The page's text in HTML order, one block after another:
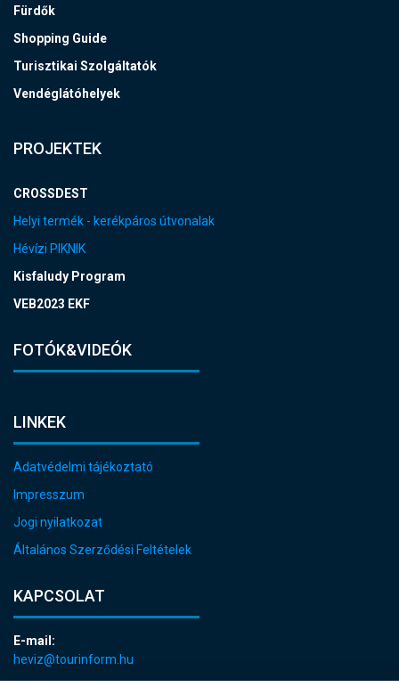
Fürdők
Shopping Guide
Turisztikai Szolgáltatók
Vendéglátóhelyek
PROJEKTEK
CROSSDEST
Helyi termék - kerékpáros útvonalak
Hévízi PIKNIK
Kisfaludy Program
VEB2023 EKF
FOTÓK&VIDEÓK
LINKEK
Adatvédelmi tájékoztató
Impresszum
Jogi nyilatkozat
Általános Szerződési Feltételek
KAPCSOLAT
E-mail:
heviz@tourinform.hu